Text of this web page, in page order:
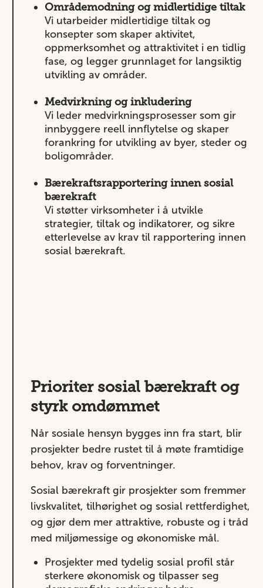
Områdemodning og midlertidige tiltak
Vi utarbeider midlertidige tiltak og
konsepter som skaper aktivitet,
oppmerksomhet og attraktivitet i en tidlig
fase, og legger grunnlaget for langsiktig
utvikling av områder.
Medvirkning og inkludering
Vi leder medvirkningsprosesser som gir
innbyggere reell innflytelse og skaper
forankring for utvikling av byer, steder og
boligområder.
Bærekraftsrapportering innen sosial
bærekraft
Vi støtter virksomheter i å utvikle
strategier, tiltak og indikatorer, og sikre
etterlevelse av krav til rapportering innen
sosial bærekraft.
Prioriter sosial bærekraft og
styrk omdømmet
Når sosiale hensyn bygges inn fra start, blir
prosjekter bedre rustet til å møte framtidige
behov, krav og forventninger.
Sosial bærekraft gir prosjekter som fremmer
livskvalitet, tilhørighet og sosial rettferdighet,
og gjør dem mer attraktive, robuste og i tråd
med miljømessige og økonomiske mål.
Prosjekter med tydelig sosial profil står
sterkere økonomisk og tilpasser seg